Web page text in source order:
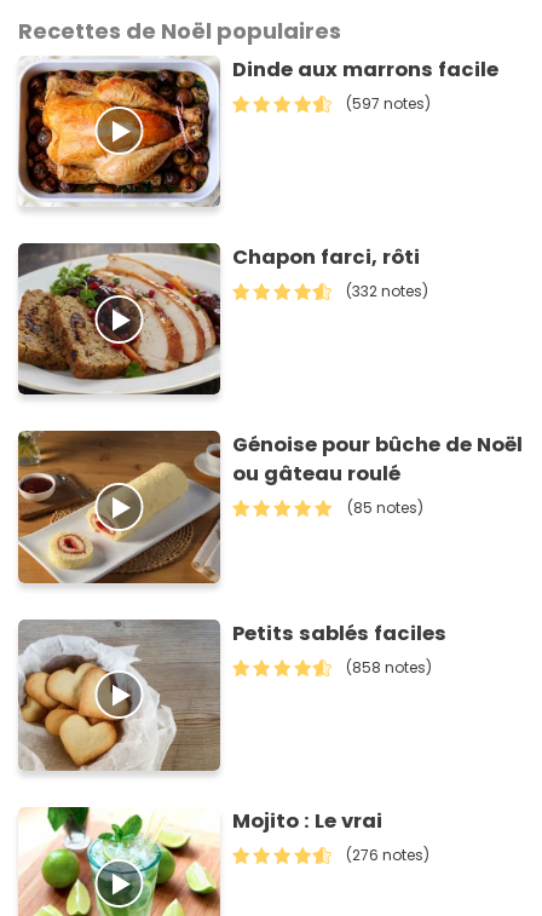
Recettes de Noël populaires
Dinde aux marrons facile
(597 notes)
Chapon farci, rôti
(332 notes)
Génoise pour bûche de Noël
ou gâteau roulé
(85 notes)
Petits sablés faciles
(858 notes)
Mojito : Le vrai
(276 notes)